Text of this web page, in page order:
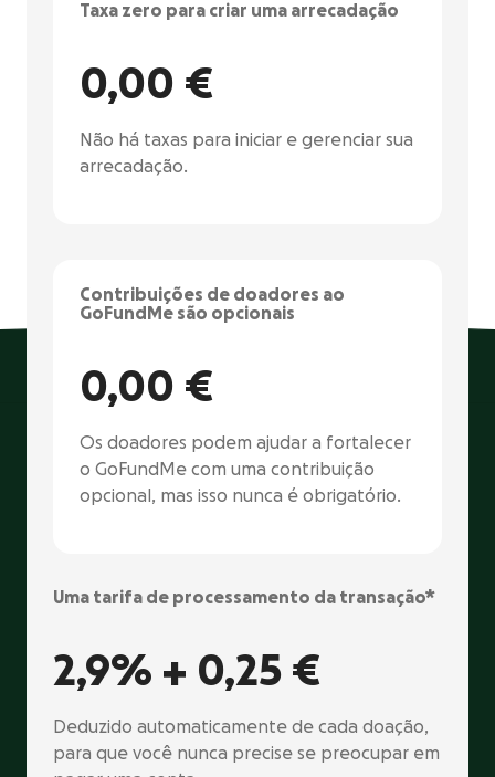
Taxa zero para criar uma arrecadação
0,00 €
Não há taxas para iniciar e gerenciar sua
arrecadação.
Contribuições de doadores ao
GoFundMe são opcionais
0,00 €
Os doadores podem ajudar a fortalecer
o GoFundMe com uma contribuição
opcional, mas isso nunca é obrigatório.
Uma tarifa de processamento da transação*
2,9% + 0,25 €
Deduzido automaticamente de cada doação,
para que você nunca precise se preocupar em